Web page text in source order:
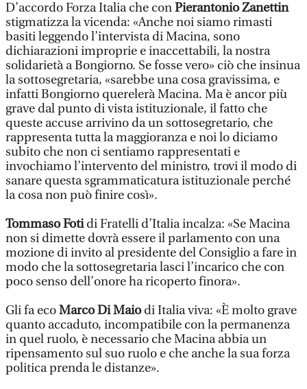
D’accordo Forza Italia che conPierantonio Zanettin
stigmatizza la vicenda: «Anche noi siamo rimasti
basiti leggendo l’intervista di Macina, sono
dichiarazioni improprie e inaccettabili, la nostra
solidarietà a Bongiorno. Se fosse vero» ciò che insinua
la sottosegretaria, «sarebbe una cosa gravissima, e
infatti Bongiorno querelerà Macina. Ma è ancor più
grave dal punto di vista istituzionale, il fatto che
queste accuse arrivino da un sottosegretario, che
rappresenta tutta la maggioranza e noi lo diciamo
subito che non ci sentiamo rappresentati e
invochiamo l’intervento del ministro, trovi il modo di
sanare questa sgrammaticatura istituzionale perché
la cosa non può finire così».
Tommaso Fotidi Fratelli d’Italia incalza: «Se Macina
non si dimette dovrà essere il parlamento con una
mozione di invito al presidente del Consiglio a fare in
modo che la sottosegretaria lasci l’incarico che con
poco senso dell’onore ha ricoperto finora».
Gli fa ecoMarco Di Maiodi Italia viva: «È molto grave
quanto accaduto, incompatibile con la permanenza
in quel ruolo, è necessario che Macina abbia un
ripensamento sul suo ruolo e che anche la sua forza
politica prenda le distanze».